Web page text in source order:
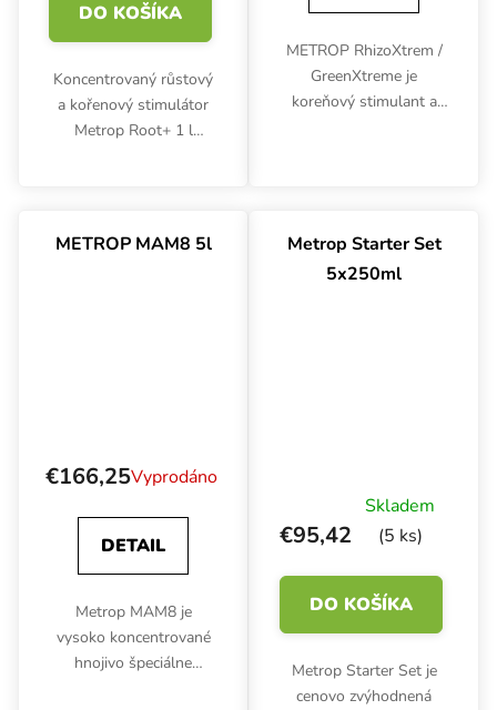
DO KOŠÍKA
Koncentrovaný růstový
a kořenový stimulátor
Metrop Root+ 1 l
bohatými kořenovými
METROP RhizoXtrem /
GreenXtreme je
koreňový stimulant a
podporuje tvorbu
zdravého...
METROP MAM8 5l
Vyprodáno
€166,25
DETAIL
Metrop MAM8 je
vysoko koncentrované
hnojivo špeciálne
Metrop Starter Set
5x250ml
Skladem
(5 ks)
€95,42
DO KOŠÍKA
Metrop Starter Set je
cenovo zvýhodnená